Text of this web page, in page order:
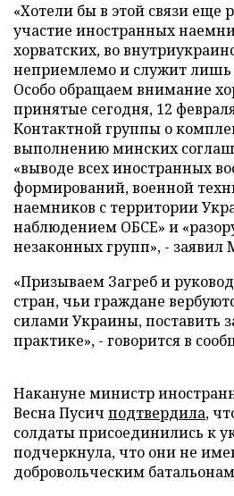
«Хотели бы в этой связи еще
участие иностранных
хорватских, во
неприемлемо и служит лишь
Особо обращаем внимание
принятые сегодня, 12
Контактной группы о
выполнению минских
«выводе всех иностранных
формирований, военной
наемников с территории
наблюдением ОБСЕ» и
незаконных групп», -
«Призываем Загреб и
стран, чьи граждане
силами Украины, поставить
практике», - говорится в
Накануне министр
Весна Пусич подтвердила,
солдаты присоединились к
подчеркнула, что они не
добровольческим